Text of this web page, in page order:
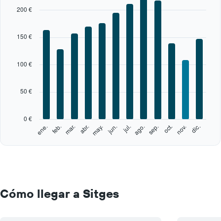
Range:
categories.
to
250.
ene. feb. mar. abr. may. jun. jul. ago. sep. oct. nov. dic.
0 €
50 €
100 €
150 €
200 €
of
interactive
Cómo llegar a Sitges